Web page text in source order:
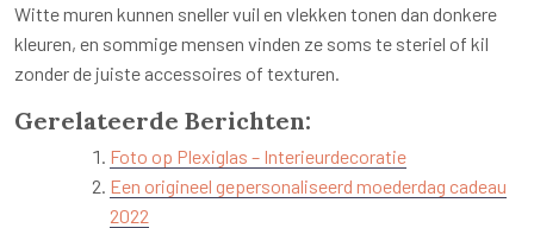
Witte muren kunnen sneller vuil en vlekken tonen dan donkere
kleuren, en sommige mensen vinden ze soms te steriel of kil
zonder de juiste accessoires of texturen.
Gerelateerde Berichten:
Foto op Plexiglas – Interieurdecoratie
Een origineel gepersonaliseerd moederdag cadeau
2022